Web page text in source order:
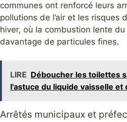
communes ont renforcé leurs
pollutions de l’air et les risques
hiver, où la combustion lente
davantage de particules fines.
LIRE Déboucher les toilettes
l'astuce du liquide vaisselle et
Arrêtés municipaux et